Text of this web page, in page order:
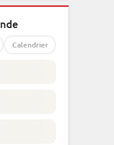
Calendrier